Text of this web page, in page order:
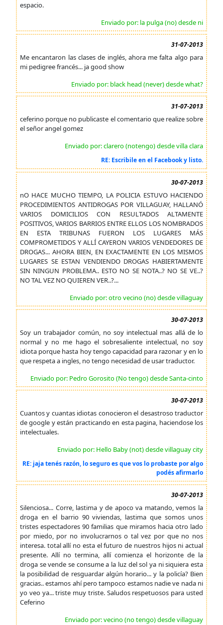
espacio.
Enviado por: la pulga (no) desde ni
31-07-2013
Me encantaron las clases de inglés, ahora me falta algo para
mi pedigree francés... ja good show
Enviado por: black head (never) desde what?
31-07-2013
ceferino porque no publicaste el comentario que realize sobre
el señor angel gomez
Enviado por: clarero (notengo) desde villa clara
RE: Escribile en el Facebook y listo.
30-07-2013
nO HACE MUCHO TIEMPO, LA POLICIA ESTUVO HACIENDO
PROCEDIMIENTOS ANTIDROGAS POR VILLAGUAY, HALLANÓ
VARIOS DOMICILIOS CON RESULTADOS ALTAMENTE
POSITIVOS, VARIOS BARRIOS ENTRE ELLOS LOS NOMBRADOS
EN ESTA TRIBUNAS FUERON LOS LUGARES MÁS
COMPROMETIDOS Y ALLÍ CAYERON VARIOS VENDEDORES DE
DROGAS... AHORA BIEN, EN EXACTAMENTE EN LOS MISMOS
LUGARES SE ESTAN VENDIENDO DROGAS HABIERTAMENTE
SIN NINGUN PROBLEMA.. ESTO NO SE NOTA..? NO SE VE..?
NO TAL VEZ NO QUIEREN VER..?...
Enviado por: otro vecino (no) desde villaguay
30-07-2013
Soy un trabajador común, no soy intelectual mas allá de lo
normal y no me hago el sobresaliente intelectual, no soy
idiota porque hasta hoy tengo capacidad para razonar y en lo
que respeta a ingles, no tengo necesidad de usar traductor.
Enviado por: Pedro Gorosito (No tengo) desde Santa-cinto
30-07-2013
Cuantos y cuantas idiotas conocieron el desastroso traductor
de google y están practicando en esta pagina, haciendose los
intelectuales.
Enviado por: Hello Baby (not) desde villaguay city
RE: jaja tenés razón, lo seguro es que vos lo probaste por algo
podés afirmarlo
30-07-2013
Silenciosa... Corre, lastima y de apoco va matando, vemos la
droga en el barrio 90 viviendas, lastima que somos unos
tristes espectadores 90 familias que miramos hacia otro lado
por miedo, por no involucrarnos o tal vez por que no nos
interesa. total allí no esta el futuro de nuestros hijos ni actual
presente. Allí no termina, allí comienza el horizonte de la
droga se vende se consume a la luz del sol ya ni siquiera esta
la posibilidad de resguardar algún horario... y la policía? Bien
gracias.. estamos ahí pero tampoco estamos nadie ve nada ni
yo veo ya... triste muy triste. Saludos respetuosos para usted
Ceferino
Enviado por: vecino (no tengo) desde villaguay